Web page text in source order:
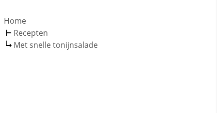
Home
Recepten
Met snelle tonijnsalade